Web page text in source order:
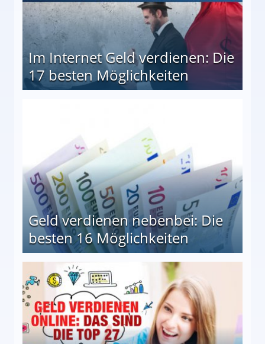
Im Internet Geld verdienen: Die
17 besten Möglichkeiten
Geld verdienen nebenbei: Die
besten 16 Möglichkeiten